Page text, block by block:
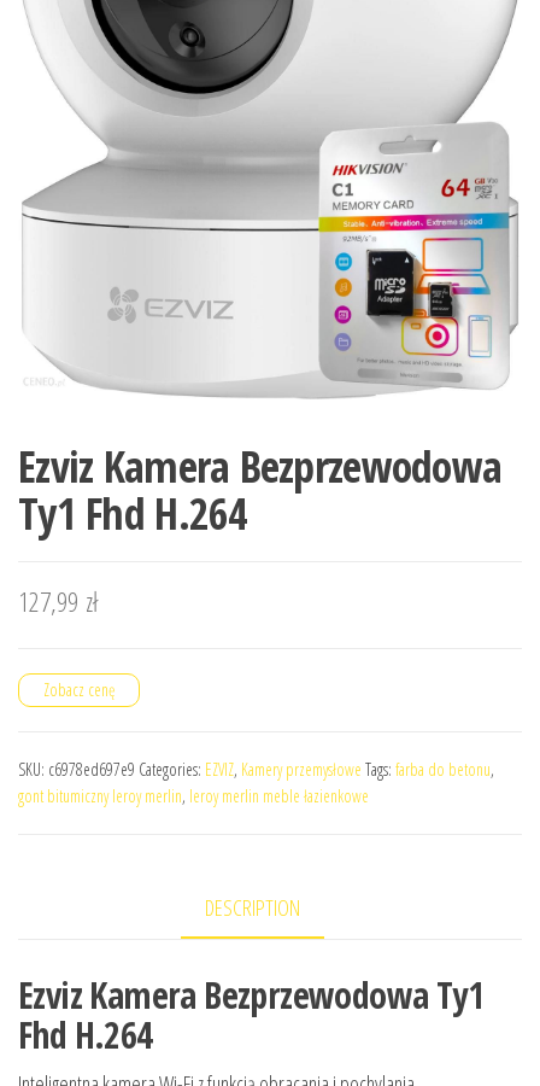
Ezviz Kamera Bezprzewodowa
Ty1 Fhd H.264
127,99 zł
Zobacz cenę
SKU: c6978ed697e9 Categories: EZVIZ, Kamery przemysłowe Tags: farba do betonu,
gont bitumiczny leroy merlin, leroy merlin meble łazienkowe
DESCRIPTION
Ezviz Kamera Bezprzewodowa Ty1
Fhd H.264